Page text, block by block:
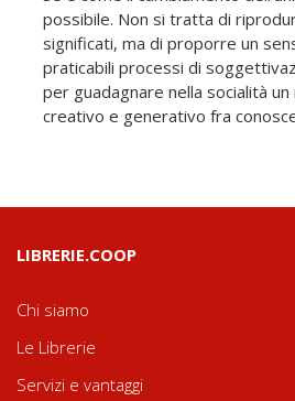
possibile. Non si tratta di
significati, ma di proporre un
praticabili processi di
per guadagnare nella socialità
creativo e generativo fra
LIBRERIE.COOP
Chi siamo
Le Librerie
Servizi e vantaggi